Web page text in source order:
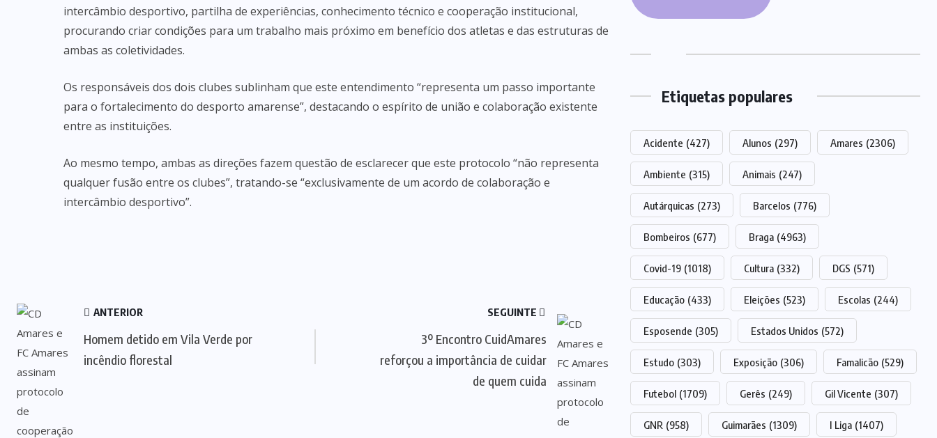
intercâmbio desportivo, partilha de experiências, conhecimento técnico e cooperação institucional,
procurando criar condições para um trabalho mais próximo em benefício dos atletas e das estruturas de
ambas as coletividades.
Os responsáveis dos dois clubes sublinham que este entendimento “representa um passo importante
para o fortalecimento do desporto amarense”, destacando o espírito de união e colaboração existente
entre as instituições.
Ao mesmo tempo, ambas as direções fazem questão de esclarecer que este protocolo “não representa
qualquer fusão entre os clubes”, tratando-se “exclusivamente de um acordo de colaboração e
intercâmbio desportivo”.
ANTERIOR
Homem detido em Vila Verde por
incêndio florestal
SEGUINTE
3º Encontro CuidAmares
reforçou a importância de cuidar
de quem cuida
Etiquetas populares
Acidente (427) Alunos (297) Amares (2306)
Ambiente (315) Animais (247)
Autárquicas (273) Barcelos (776)
Bombeiros (677) Braga (4963)
Covid-19 (1018) Cultura (332) DGS (571)
Educação (433) Eleições (523) Escolas (244)
Esposende (305) Estados Unidos (572)
Estudo (303) Exposição (306) Famalicão (529)
Futebol (1709) Gerês (249) Gil Vicente (307)
GNR (958) Guimarães (1309) I Liga (1407)